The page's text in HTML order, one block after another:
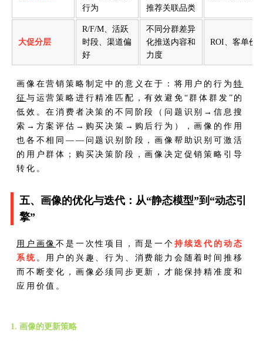
行为
推荐关联品类
大促分层
R/F/M、活跃
时段、渠道偏
好
不同分群差异
化推送内容和
力度
ROI、客单价
画像在营销策略制定中的意义在于：将用户的行为 特
征 与运营策略进行精准匹配，有效避免“群体群发”的
低效。在消费者决策的不同阶段（问题识别→信息搜
索→方案评估→购买决策→购后行为），画像的作用
也各不相同——问题识别阶段，画像帮助识别可激活
的用户群体；购买决策阶段，画像决定促销策略引导
转化。
五、画像的优化与迭代：从“静态模型”到“动态引
擎”
用户画像不是一次性项目，而是一个 持续迭代的动态
系统 。用户的兴趣、行为、消费能力会随着时间推移
而不断变化，画像必须同步更新，才能保持精准度和
应用价值。
1. 画像的更新策略